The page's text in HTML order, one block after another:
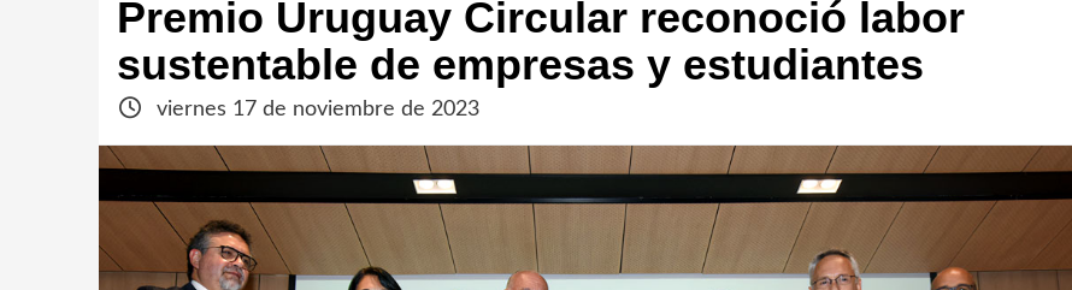
Premio Uruguay Circular reconoció labor
sustentable de empresas y estudiantes
viernes 17 de noviembre de 2023